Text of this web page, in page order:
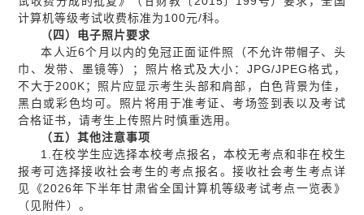
计算机等级考试收费标准为100元/科。
（四）电子照片要求
本人近6个月以内的免冠正面证件照（不允许带帽子、头
巾、发带、墨镜等）；照片格式及大小：JPG/JPEG格式，
不大于200K；照片应显示考生头部和肩部，白色背景为佳，
黑白或彩色均可。照片将用于准考证、考场签到表以及考试
合格证书，请考生上传照片时慎重选用。
（五）其他注意事项
1.在校学生应选择本校考点报名，本校无考点和非在校生
报考可选择接收社会考生的考点报名。接收社会考生考点详
见《2026年下半年甘肃省全国计算机等级考试考点一览表》
（见附件）。